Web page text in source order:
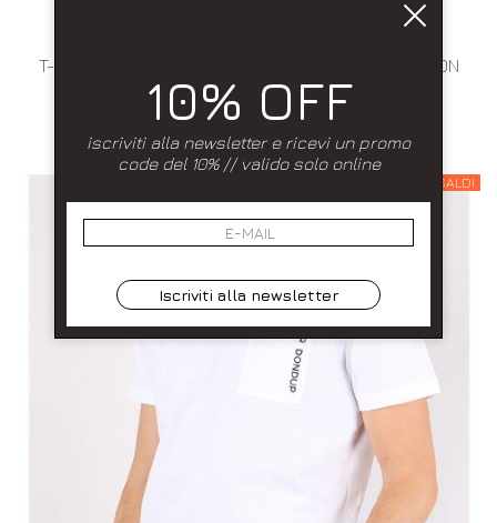
T-SHIRT GIROCOLLO REGULAR A MANICHE CORTE CON
LOGO .MADE IN ITALY
€ 95.00
-50% € 47.50
SALDI
10% OFF
iscriviti alla newsletter e ricevi un promo
code del 10% // valido solo online
Iscriviti alla newsletter